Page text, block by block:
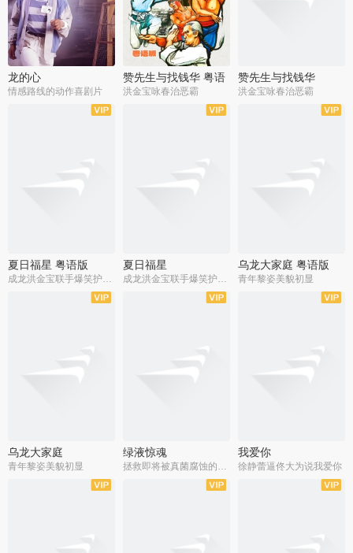
龙的心
情感路线的动作喜剧片
赞先生与找钱华 粤语
版
洪金宝咏春治恶霸
赞先生与找钱华
洪金宝咏春治恶霸
夏日福星 粤语版
成龙洪金宝联手爆笑护美女
夏日福星
成龙洪金宝联手爆笑护美女
乌龙大家庭 粤语版
青年黎姿美貌初显
乌龙大家庭
青年黎姿美貌初显
绿液惊魂
拯救即将被真菌腐蚀的世界
我爱你
徐静蕾逼佟大为说我爱你